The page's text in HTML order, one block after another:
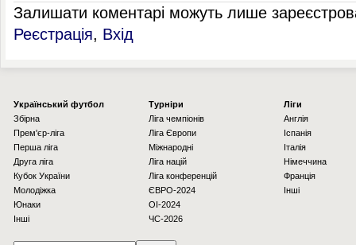
Залишати коментарі можуть лише
Реєстрація, Вхід
Українcький футбол
Збірна
Прем'єр-ліга
Перша ліга
Друга ліга
Кубок України
Молодіжка
Юнаки
Інші
Турніри
Ліга чемпіонів
Ліга Європи
Міжнародні
Ліга націй
Ліга конференцій
ЄВРО-2024
OI-2024
ЧС-2026
Ліги
Англія
Іспанія
Італія
Німеччина
Франція
Інші